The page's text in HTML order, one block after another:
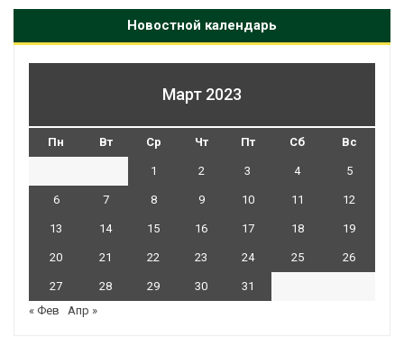
Новостной календарь
Март 2023
Пн Вт Ср Чт Пт Сб Вс
1 2 3 4 5
6 7 8 9 10 11 12
13 14 15 16 17 18 19
20 21 22 23 24 25 26
27 28 29 30
31
« Фев
Апр »